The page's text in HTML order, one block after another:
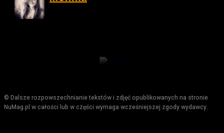
© Dalsze rozpowszechnianie tekstów i zdjęć opublikowanych na stronie
NuMag.pl w całości lub w części wymaga wcześniejszej zgody wydawcy.